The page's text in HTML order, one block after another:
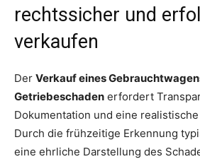
rechtssicher und
verkaufen
Der Verkauf eines
Getriebeschaden erfordert
Dokumentation und eine
Durch die frühzeitige Erkennung
eine ehrliche Darstellung des